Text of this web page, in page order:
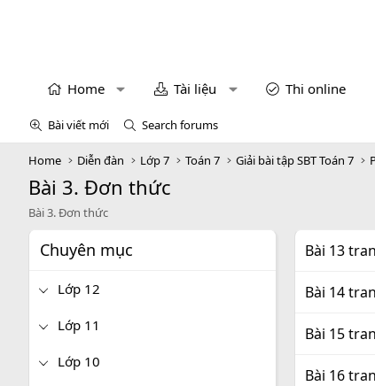
Home Tài liệu Thi online
Bài viết mới Search forums
Home Diễn đàn Lớp 7 Toán 7 Giải bài tập SBT Toán 7
Bài 3. Đơn thức
Bài 3. Đơn thức
Chuyên mục
Lớp 12
Lớp 11
Lớp 10
Bài 13
Bài 14
Bài 15
Bài 16